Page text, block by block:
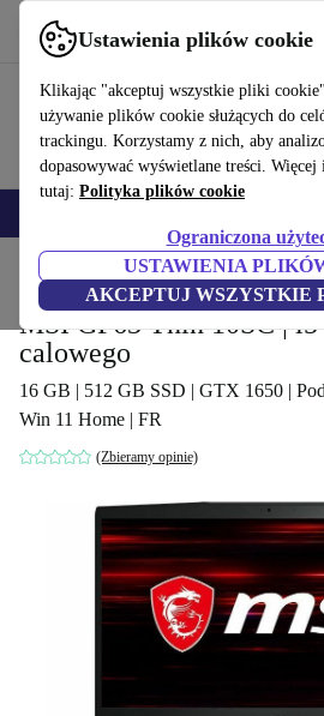
Ustawienia plików cookie
Klikając "akceptuj wszystkie pliki
używanie plików cookie służących do
trackingu. Korzystamy z nich, aby
dopasowywać wyświetlane treści.
tutaj: Polityka plików cookie
Ograniczona
USTAWIENIA
AKCEPTUJ WSZYSTKIE
Korzystaj z refurbed szybko i łatwo
Produkty Laptopy
MSI GF63 Thin 10SC |
calowego
16 GB | 512 GB SSD | GTX 1650 |
Win 11 Home | FR
(Zbieramy opinie)